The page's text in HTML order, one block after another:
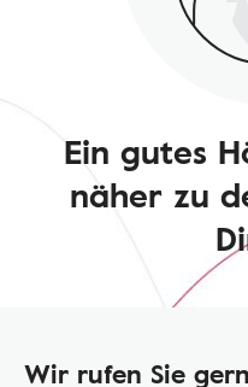
Ein gutes
näher zu
Wir rufen Sie